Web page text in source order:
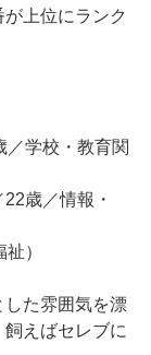
上位にランク
／学校・教育関
歳／情報・
）
た雰囲気を漂
えばセレブに